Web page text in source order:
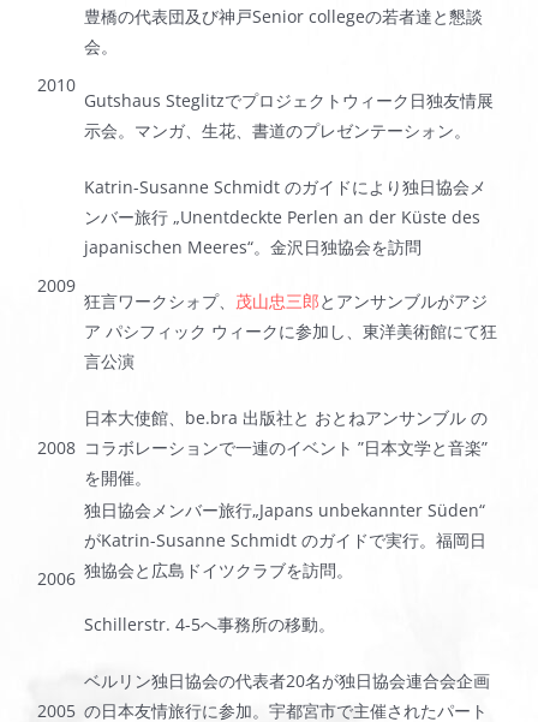
2010
豊橋の代表団及び神戸Senior collegeの若者達と懇談
会。
Gutshaus Steglitzでプロジェクトウィーク日独友情展
示会。マンガ、生花、書道のプレゼンテーシォン。
2009
Katrin-Susanne Schmidt のガイドにより独日協会メ
ンバー旅行 „Unentdeckte Perlen an der Küste des
japanischen Meeres“。金沢日独協会を訪問
狂言ワークシォプ、 茂山忠三郎とアンサンブルがアジ
ア パシフィック ウィークに参加し、東洋美術館にて狂
言公演
2008
日本大使館、be.bra 出版社と おとねアンサンブル の
コラボレーションで一連のイベント ”日本文学と音楽”
を開催。
2006
独日協会メンバー旅行„Japans unbekannter Süden“
がKatrin-Susanne Schmidt のガイドで実行。福岡日
独協会と広島ドイツクラブを訪問。
Schillerstr. 4-5へ事務所の移動。
2005
ベルリン独日協会の代表者20名が独日協会連合会企画
の日本友情旅行に参加。宇都宮市で主催されたパート